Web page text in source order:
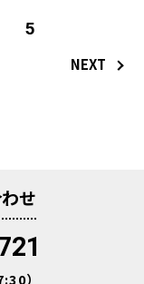
NEXT
5
せ
）